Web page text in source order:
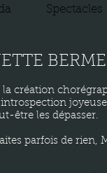
Spectacles
création
être les dépasser.
parfois de